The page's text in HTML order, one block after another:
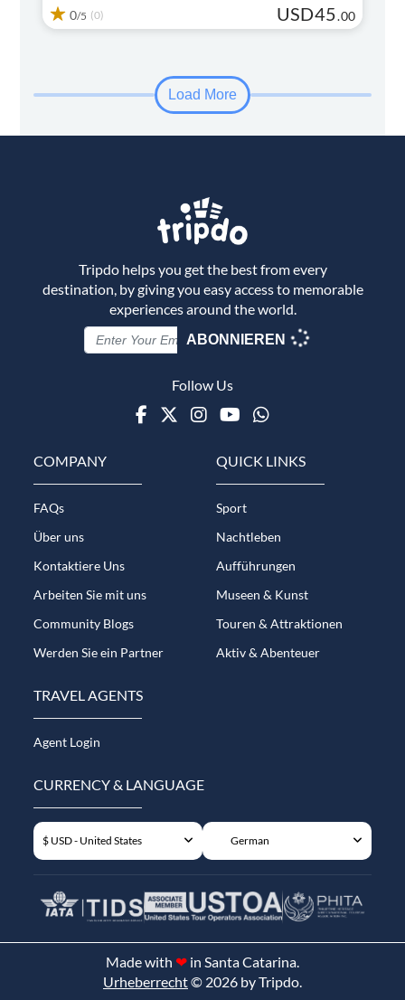
0/5 (0) USD45.00
Load More
Tripdo helps you get the best from every
destination, by giving you easy access to memorable
experiences around the world.
ABONNIEREN
Follow Us
Facebook
TwitterInstagram
Youtube
WhatsApp
COMPANY
FAQs
Über uns
Kontaktiere Uns
Arbeiten Sie mit uns
Community Blogs
Werden Sie ein Partner
QUICK LINKS
Sport
Nachtleben
Aufführungen
Museen & Kunst
Touren & Attraktionen
Aktiv & Abenteuer
TRAVEL AGENTS
Agent Login
CURRENCY & LANGUAGE
$ USD - United States German
Made with ❤ in Santa Catarina.
Urheberrecht© 2026 by Tripdo.